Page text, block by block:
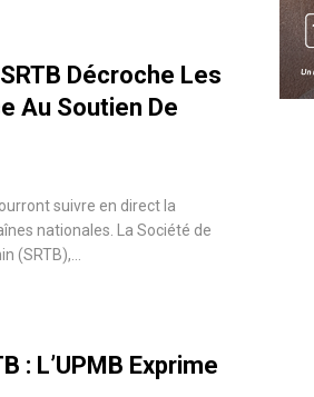
Décroche Les
Au Soutien De
suivre en direct la
nationales. La Société de
(SRTB),…
: L’UPMB Exprime